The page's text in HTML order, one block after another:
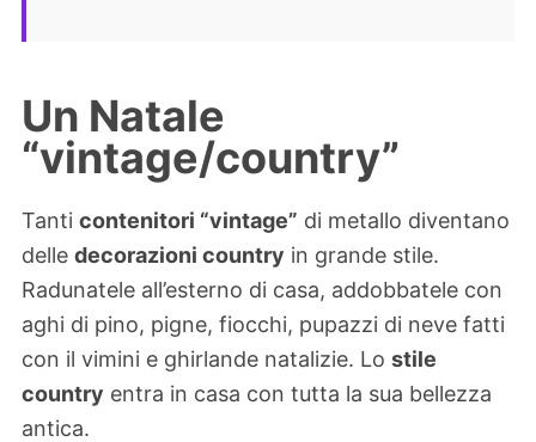
Un Natale
“vintage/country”
Tanti contenitori “vintage” di metallo diventano
delle decorazioni country in grande stile.
Radunatele all’esterno di casa, addobbatele con
aghi di pino, pigne, fiocchi, pupazzi di neve fatti
con il vimini e ghirlande natalizie. Lo stile
country entra in casa con tutta la sua bellezza
antica.